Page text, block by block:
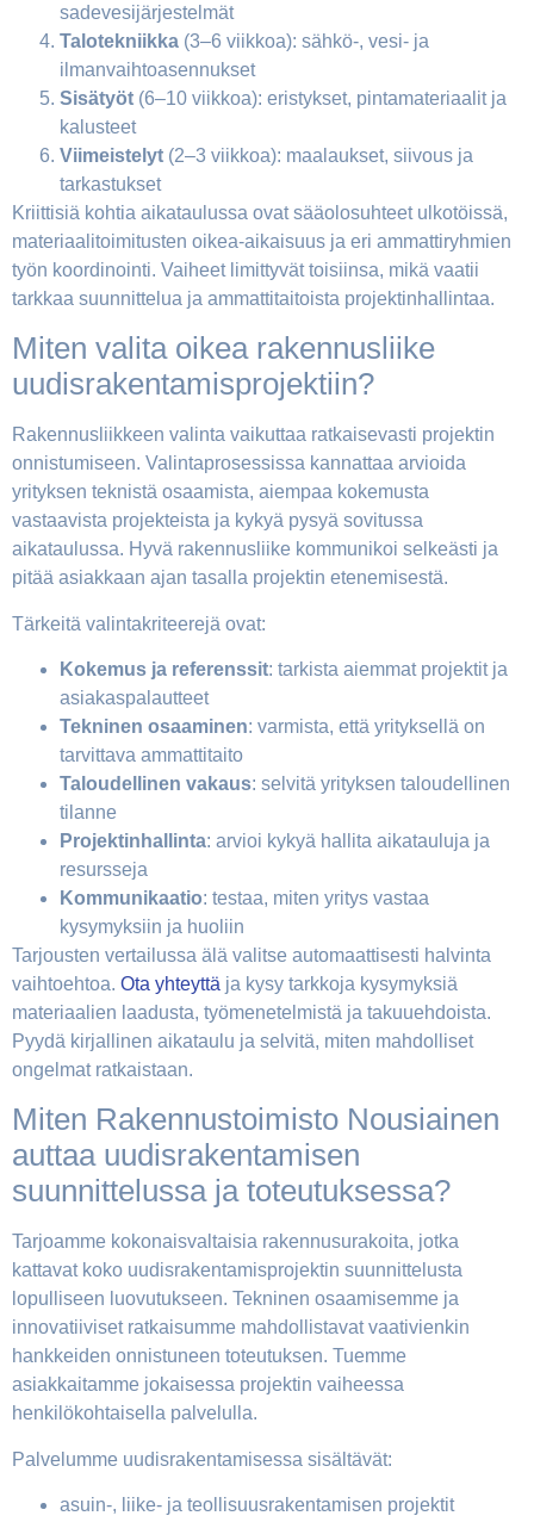
sadevesijärjestelmät
Talotekniikka (3–6 viikkoa): sähkö-, vesi- ja
ilmanvaihtoasennukset
Sisätyöt (6–10 viikkoa): eristykset, pintamateriaalit ja
kalusteet
Viimeistelyt (2–3 viikkoa): maalaukset, siivous ja
tarkastukset
Kriittisiä kohtia aikataulussa ovat sääolosuhteet ulkotöissä,
materiaalitoimitusten oikea-aikaisuus ja eri ammattiryhmien
työn koordinointi. Vaiheet limittyvät toisiinsa, mikä vaatii
tarkkaa suunnittelua ja ammattitaitoista projektinhallintaa.
Miten valita oikea rakennusliike
uudisrakentamisprojektiin?
Rakennusliikkeen valinta vaikuttaa ratkaisevasti projektin
onnistumiseen. Valintaprosessissa kannattaa arvioida
yrityksen teknistä osaamista, aiempaa kokemusta
vastaavista projekteista ja kykyä pysyä sovitussa
aikataulussa. Hyvä rakennusliike kommunikoi selkeästi ja
pitää asiakkaan ajan tasalla projektin etenemisestä.
Tärkeitä valintakriteerejä ovat:
Kokemus ja referenssit: tarkista aiemmat projektit ja
asiakaspalautteet
Tekninen osaaminen: varmista, että yrityksellä on
tarvittava ammattitaito
Taloudellinen vakaus: selvitä yrityksen taloudellinen
tilanne
Projektinhallinta: arvioi kykyä hallita aikatauluja ja
resursseja
Kommunikaatio: testaa, miten yritys vastaa
kysymyksiin ja huoliin
Tarjousten vertailussa älä valitse automaattisesti halvinta
vaihtoehtoa. Ota yhteyttä ja kysy tarkkoja kysymyksiä
materiaalien laadusta, työmenetelmistä ja takuuehdoista.
Pyydä kirjallinen aikataulu ja selvitä, miten mahdolliset
ongelmat ratkaistaan.
Miten Rakennustoimisto Nousiainen
auttaa uudisrakentamisen
suunnittelussa ja toteutuksessa?
Tarjoamme kokonaisvaltaisia rakennusurakoita, jotka
kattavat koko uudisrakentamisprojektin suunnittelusta
lopulliseen luovutukseen. Tekninen osaamisemme ja
innovatiiviset ratkaisumme mahdollistavat vaativienkin
hankkeiden onnistuneen toteutuksen. Tuemme
asiakkaitamme jokaisessa projektin vaiheessa
henkilökohtaisella palvelulla.
Palvelumme uudisrakentamisessa sisältävät:
asuin-, liike- ja teollisuusrakentamisen projektit